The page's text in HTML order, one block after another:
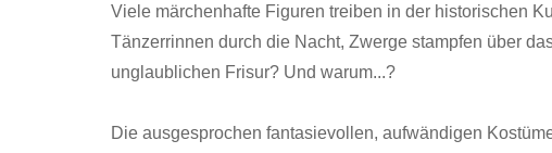
Viele märchenhafte Figuren treiben in der historischen
Tänzerrinnen durch die Nacht, Zwerge stampfen über
unglaublichen Frisur? Und warum...?
Die ausgesprochen fantasievollen, aufwändigen